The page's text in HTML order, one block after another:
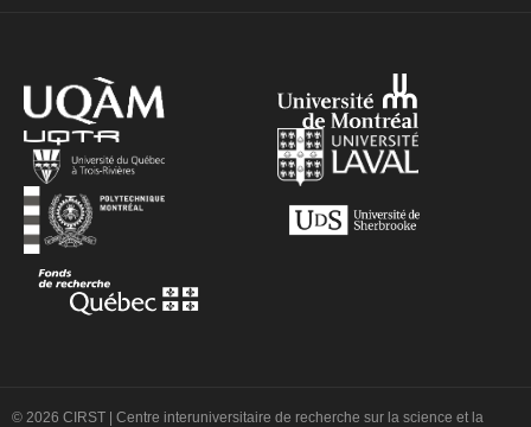
© 2026 CIRST | Centre interuniversitaire de recherche sur la science et la